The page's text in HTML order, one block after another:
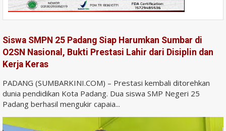
Siswa SMPN 25 Padang Siap Harumkan Sumbar di
O2SN Nasional, Bukti Prestasi Lahir dari Disiplin dan
Kerja Keras
PADANG (SUMBARKINI.COM) – Prestasi kembali ditorehkan
dunia pendidikan Kota Padang. Dua siswa SMP Negeri 25
Padang berhasil mengukir capaia...